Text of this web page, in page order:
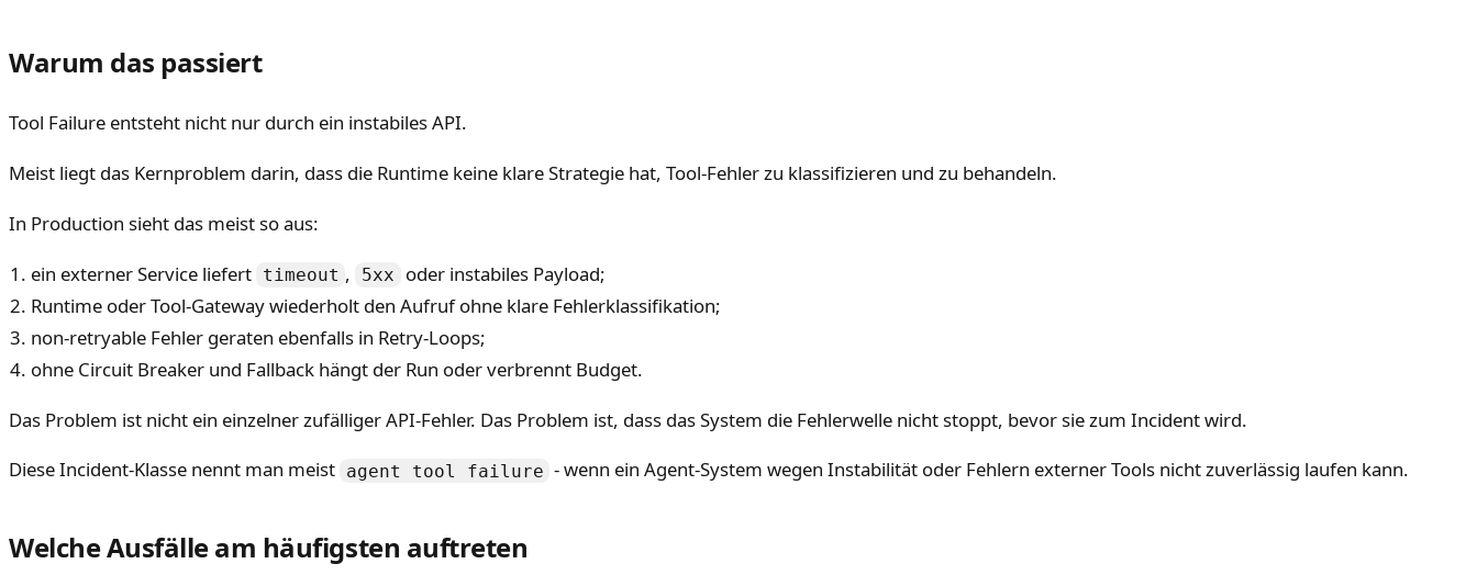
Warum das passiert
Tool Failure entsteht nicht nur durch ein instabiles API.
Meist liegt das Kernproblem darin, dass die Runtime keine klare Strategie hat, Tool-Fehler zu klassifizieren und zu behandeln.
In Production sieht das meist so aus:
ein externer Service liefert timeout , 5xx
oder instabiles Payload;
Runtime oder Tool-Gateway wiederholt den Aufruf ohne klare Fehlerklassifikation;
non-retryable Fehler geraten ebenfalls in Retry-Loops;
ohne Circuit Breaker und Fallback hängt der Run oder verbrennt Budget.
Das Problem ist nicht ein einzelner zufälliger API-Fehler. Das Problem ist, dass das System die Fehlerwelle nicht stoppt, bevor sie zum Incident wird.
Diese Incident-Klasse nennt man meist agent tool failure - wenn ein Agent-System wegen Instabilität oder Fehlern externer Tools nicht zuverlässig laufen kann.
Welche Ausfälle am häufigsten auftreten